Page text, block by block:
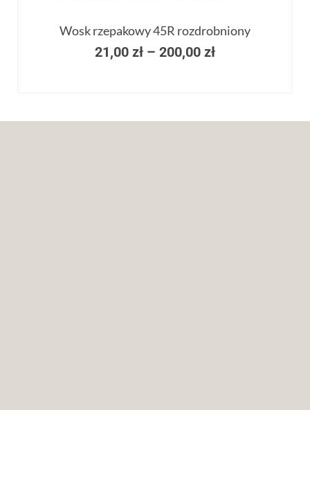
Wosk rzepakowy 45R rozdrobniony
21,00 zł – 200,00 zł